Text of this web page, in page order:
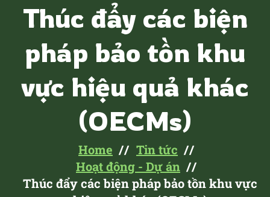
Thúc đẩy các biện
pháp bảo tồn khu
vực hiệu quả khác
(OECMs)
Home
Tin tức
Hoạt động - Dự án
Thúc đẩy các biện pháp bảo tồn khu vực